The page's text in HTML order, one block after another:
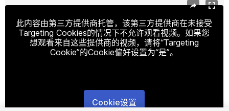
此内容由第三方提供商托管，该第三方提供商在未接受
Targeting Cookies的情况下不允许观看视频。如果您
想观看来自这些提供商的视频，请将“Targeting
Cookie”的Cookie偏好设置为“是”。
Cookie设置